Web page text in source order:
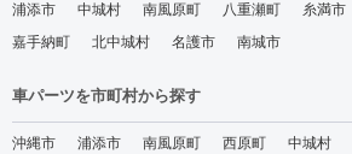
浦添市
中城村 南風原町 八重瀬町 糸満市
嘉手納町
北中城村 名護市 南城市
車パーツを市町村から探す
沖縄市 浦添市 南風原町 西原町 中城村